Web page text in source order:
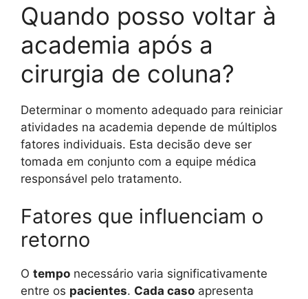
Quando posso voltar à
academia após a
cirurgia de coluna?
Determinar o momento adequado para reiniciar
atividades na academia depende de múltiplos
fatores individuais. Esta decisão deve ser
tomada em conjunto com a equipe médica
responsável pelo tratamento.
Fatores que influenciam o
retorno
O tempo necessário varia significativamente
entre os pacientes. Cada caso apresenta